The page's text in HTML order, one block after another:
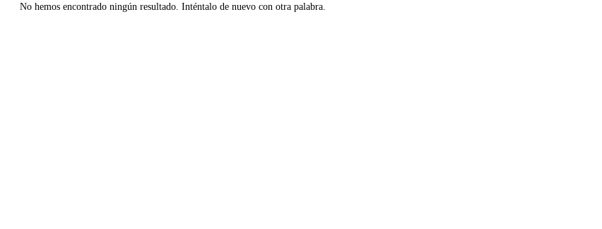
No hemos encontrado ningún resultado. Inténtalo de nuevo con otra palabra.